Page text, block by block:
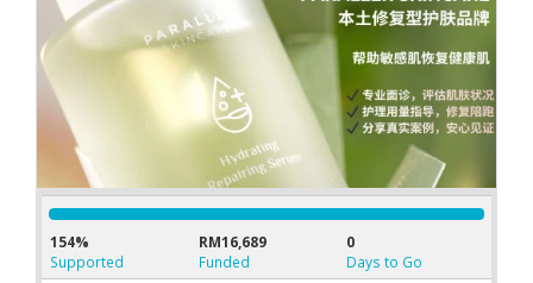
154%
Supported
RM16,689
Funded
0
Days to Go